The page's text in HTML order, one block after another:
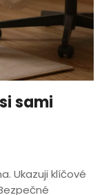
sami
Ukazuji klíčové